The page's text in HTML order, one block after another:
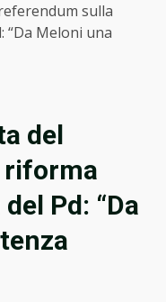
sulla
“Da Meloni una
del
riforma
Pd: “Da